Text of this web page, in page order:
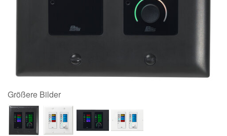
Größere Bilder